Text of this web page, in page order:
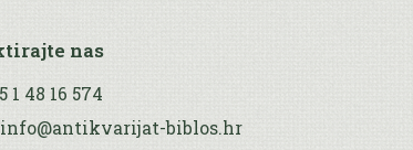
nas
1 48 16 574
biblos.hr